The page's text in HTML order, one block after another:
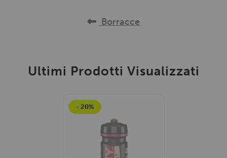
Borracce
Ultimi Prodotti Visualizzati
- 20%